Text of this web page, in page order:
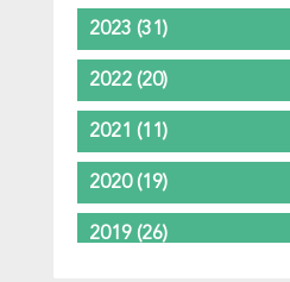
2023 (31)
2022 (20)
2021 (11)
2020(19)
2019 (26)